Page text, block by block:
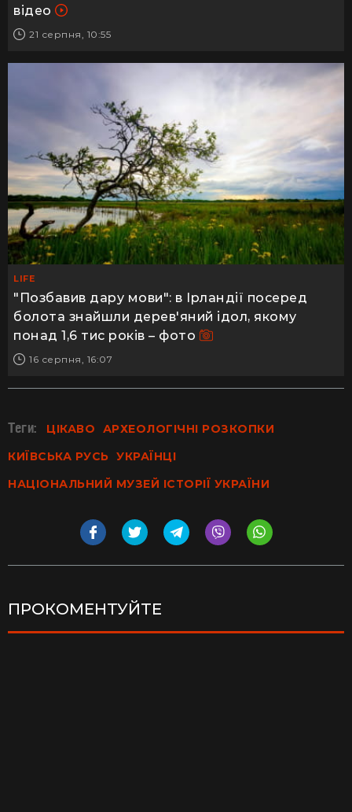
відео
21 серпня, 10:55
LIFE
"Позбавив дару мови": в Ірландії посеред
болота знайшли дерев'яний ідол, якому
понад 1,6 тис років – фото
16 серпня, 16:07
Теги: ЦІКАВО
АРХЕОЛОГІЧНІ РОЗКОПКИ
КИЇВСЬКА РУСЬ УКРАЇНЦІ
НАЦІОНАЛЬНИЙ МУЗЕЙ ІСТОРІЇ УКРАЇНИ
ПРОКОМЕНТУЙТЕ